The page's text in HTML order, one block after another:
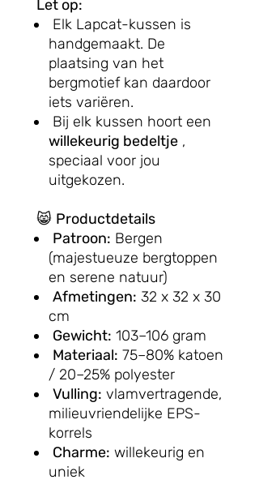
Let op:
Elk Lapcat-kussen is
handgemaakt. De
plaatsing van het
bergmotief kan daardoor
iets variëren.
Bij elk kussen hoort een
willekeurig bedeltje ,
speciaal voor jou
uitgekozen.
😸 Productdetails
Patroon: Bergen
(majestueuze bergtoppen
en serene natuur)
Afmetingen: 32 x 32 x 30
cm
Gewicht: 103–106 gram
Materiaal: 75–80% katoen
/ 20–25% polyester
Vulling: vlamvertragende,
milieuvriendelijke EPS-
korrels
Charme: willekeurig en
uniek